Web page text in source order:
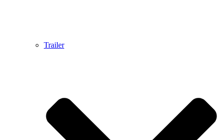
Trailer